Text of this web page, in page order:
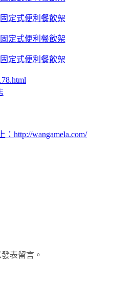
http://wangamela.com/
表留言。